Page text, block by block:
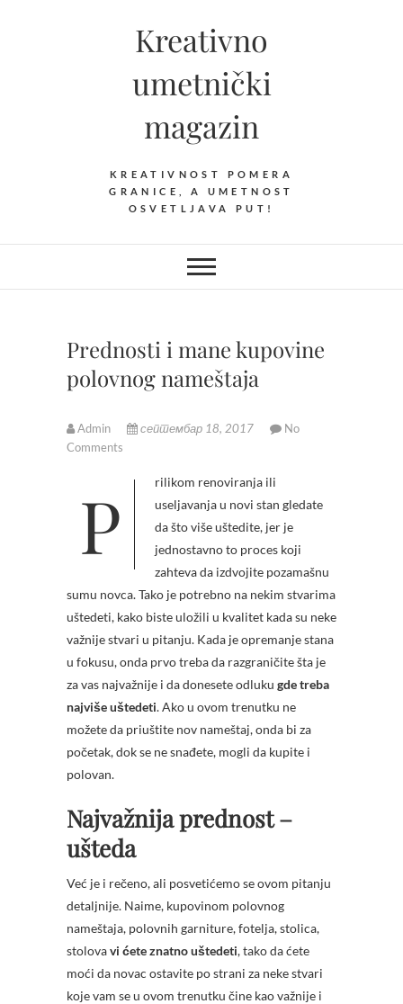
Kreativno
umetnički
magazin
KREATIVNOST POMERA
GRANICE, A UMETNOST
OSVETLJAVA PUT!
Prednosti i mane kupovine
polovnog nameštaja
Admin септембар 18, 2017
No
Comments
Prilikom renoviranja ili
useljavanja u novi stan gledate
da što više uštedite, jer je
jednostavno to proces koji
zahteva da izdvojite pozamašnu
sumu novca. Tako je potrebno na nekim stvarima
uštedeti, kako biste uložili u kvalitet kada su neke
važnije stvari u pitanju. Kada je opremanje stana
u fokusu, onda prvo treba da razgraničite šta je
za vas najvažnije i da donesete odluku gde treba
najviše uštedeti. Ako u ovom trenutku ne
možete da priuštite nov nameštaj, onda bi za
početak, dok se ne snađete, mogli da kupite i
polovan.
Najvažnija prednost –
ušteda
Već je i rečeno, ali posvetićemo se ovom pitanju
detaljnije. Naime, kupovinom polovnog
nameštaja, polovnih garniture, fotelja, stolica,
stolovavi ćete znatno uštedeti, tako da ćete
moći da novac ostavite po strani za neke stvari
koje vam se u ovom trenutku čine kao važnije i